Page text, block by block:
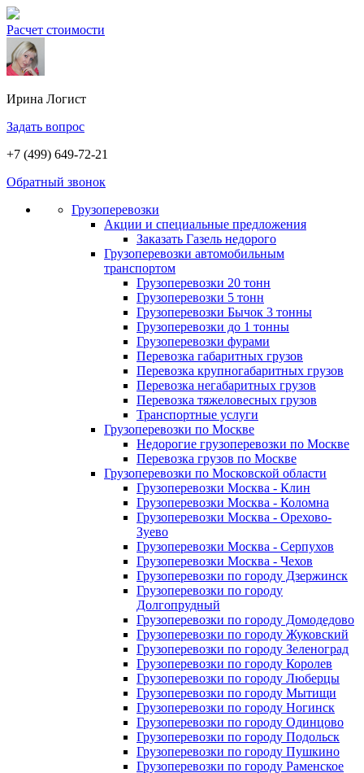
Расчет стоимости
Ирина Логист
Задать вопрос
+7 (499) 649-72-21
Обратный звонок
Грузоперевозки
Акции и специальные предложения
Заказать Газель недорого
Грузоперевозки автомобильным
транспортом
Грузоперевозки 20 тонн
Грузоперевозки 5 тонн
Грузоперевозки Бычок 3 тонны
Грузоперевозки до 1 тонны
Грузоперевозки фурами
Перевозка габаритных грузов
Перевозка крупногабаритных грузов
Перевозка негабаритных грузов
Перевозка тяжеловесных грузов
Транспортные услуги
Грузоперевозки по Москве
Недорогие грузоперевозки по Москве
Перевозка грузов по Москве
Грузоперевозки по Московской области
Грузоперевозки Москва - Клин
Грузоперевозки Москва - Коломна
Грузоперевозки Москва - Орехово-
Зуево
Грузоперевозки Москва - Серпухов
Грузоперевозки Москва - Чехов
Грузоперевозки по городу Дзержинск
Грузоперевозки по городу
Долгопрудный
Грузоперевозки по городу Домодедово
Грузоперевозки по городу Жуковский
Грузоперевозки по городу Зеленоград
Грузоперевозки по городу Королев
Грузоперевозки по городу Люберцы
Грузоперевозки по городу Мытищи
Грузоперевозки по городу Ногинск
Грузоперевозки по городу Одинцово
Грузоперевозки по городу Подольск
Грузоперевозки по городу Пушкино
Грузоперевозки по городу Раменское